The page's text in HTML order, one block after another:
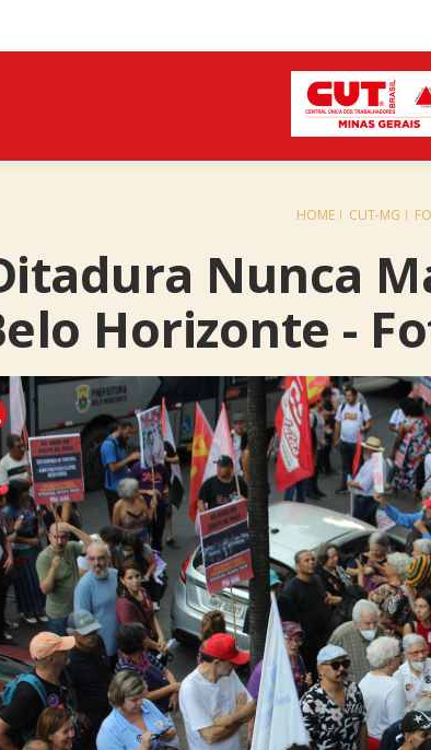
HOME CUT-MG
Nunca
Horizonte -